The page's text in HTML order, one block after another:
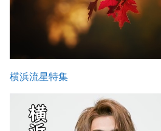
横浜流星特集